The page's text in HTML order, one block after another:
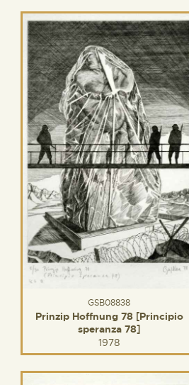
GSB08838
Prinzip Hoffnung 78 [Principio
speranza 78]
1978